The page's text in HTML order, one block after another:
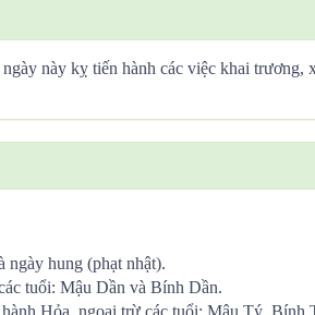
ngày này kỵ tiến hành các việc khai trương,
hung (phạt nhật).
tuổi: Mậu Dần và Bính Dần.
Hỏa, ngoại trừ các tuổi: Mậu Tý, Bính